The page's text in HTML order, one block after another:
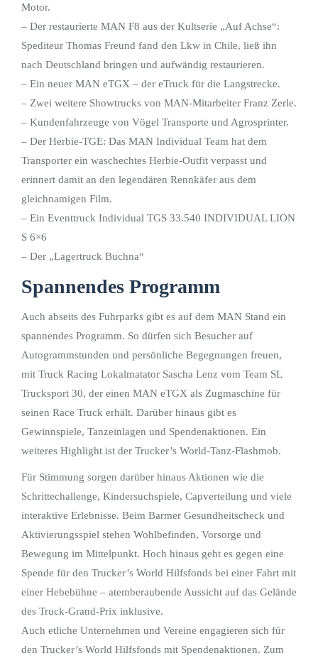
Motor.
– Der restaurierte MAN F8 aus der Kultserie „Auf Achse“:
Spediteur Thomas Freund fand den Lkw in Chile, ließ ihn
nach Deutschland bringen und aufwändig restaurieren.
– Ein neuer MAN eTGX – der eTruck für die Langstrecke.
– Zwei weitere Showtrucks von MAN-Mitarbeiter Franz Zerle.
– Kundenfahrzeuge von Vögel Transporte und Agrosprinter.
– Der Herbie-TGE: Das MAN Individual Team hat dem
Transporter ein waschechtes Herbie-Outfit verpasst und
erinnert damit an den legendären Rennkäfer aus dem
gleichnamigen Film.
– Ein Eventtruck Individual TGS 33.540 INDIVIDUAL LION
S 6×6
– Der „Lagertruck Buchna“
Spannendes Programm
Auch abseits des Fuhrparks gibt es auf dem MAN Stand ein
spannendes Programm. So dürfen sich Besucher auf
Autogrammstunden und persönliche Begegnungen freuen,
mit Truck Racing Lokalmatator Sascha Lenz vom Team SL
Trucksport 30, der einen MAN eTGX als Zugmaschine für
seinen Race Truck erhält. Darüber hinaus gibt es
Gewinnspiele, Tanzeinlagen und Spendenaktionen. Ein
weiteres Highlight ist der Trucker’s World-Tanz-Flashmob.
Für Stimmung sorgen darüber hinaus Aktionen wie die
Schrittechallenge, Kindersuchspiele, Capverteilung und viele
interaktive Erlebnisse. Beim Barmer Gesundheitscheck und
Aktivierungsspiel stehen Wohlbefinden, Vorsorge und
Bewegung im Mittelpunkt. Hoch hinaus geht es gegen eine
Spende für den Trucker’s World Hilfsfonds bei einer Fahrt mit
einer Hebebühne – atemberaubende Aussicht auf das Gelände
des Truck-Grand-Prix inklusive.
Auch etliche Unternehmen und Vereine engagieren sich für
den Trucker’s World Hilfsfonds mit Spendenaktionen. Zum